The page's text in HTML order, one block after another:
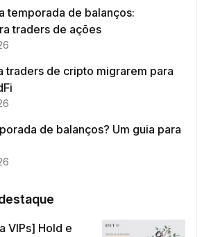
temporada de balanços:
traders de ações
traders de cripto migrarem para
de balanços? Um guia para
VIPs] Hold e